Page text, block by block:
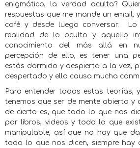
enigmático, la verdad oculta?
respuestas que me mande un
café y desde luego conversar. Lo
realidad de lo oculto y aquello
conocimiento del más allá en
percepción de ello, es tener una
estás dormido y despierto a la vez,
despertado y ello causa mucha
Para entender todas estas teorías,
tenemos que ser de mente abierta y
de cierto es, que todo lo que nos
por libros, videos y todo lo que
manipulable, así que no hay que
todo lo que nos dicen, siempre hay